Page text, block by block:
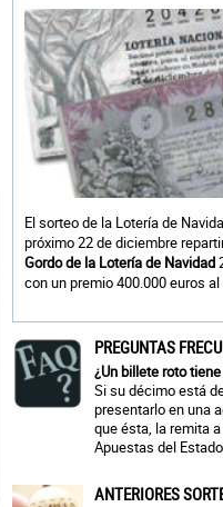
El sorteo de la Lotería de
próximo 22 de diciembre
Gordo de la Lotería de Navidad
con un premio 400.000 euros
PREGUNTAS
¿Un billete roto
Si su décimo está
presentarlo en una
que ésta, la remita
Apuestas del
ANTERIORES